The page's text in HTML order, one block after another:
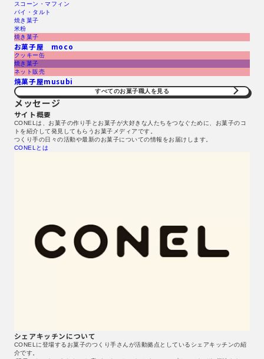
スコーン・マフィン
パイ・タルト
焼き菓子
米粉
焼き菓子
お菓子屋 moco
クッキー缶
焼き菓子
ネット販売
焼菓子屋musubi
すべてのお菓子職人を見る​
メッセージ
サイト概要
CONELは、お菓子の作り手とお菓子が大好きな人たちをつなぐために、お菓子のコ
トを紹介して発見してもらうお菓子メディアです。
つくり手の日々の活動や最新のお菓子についての情報をお届けします。
CONELとは
シェアキッチンについて
CONELに登場するお菓子のつくり手さんが活動拠点としているシェアキッチンの紹
介です。